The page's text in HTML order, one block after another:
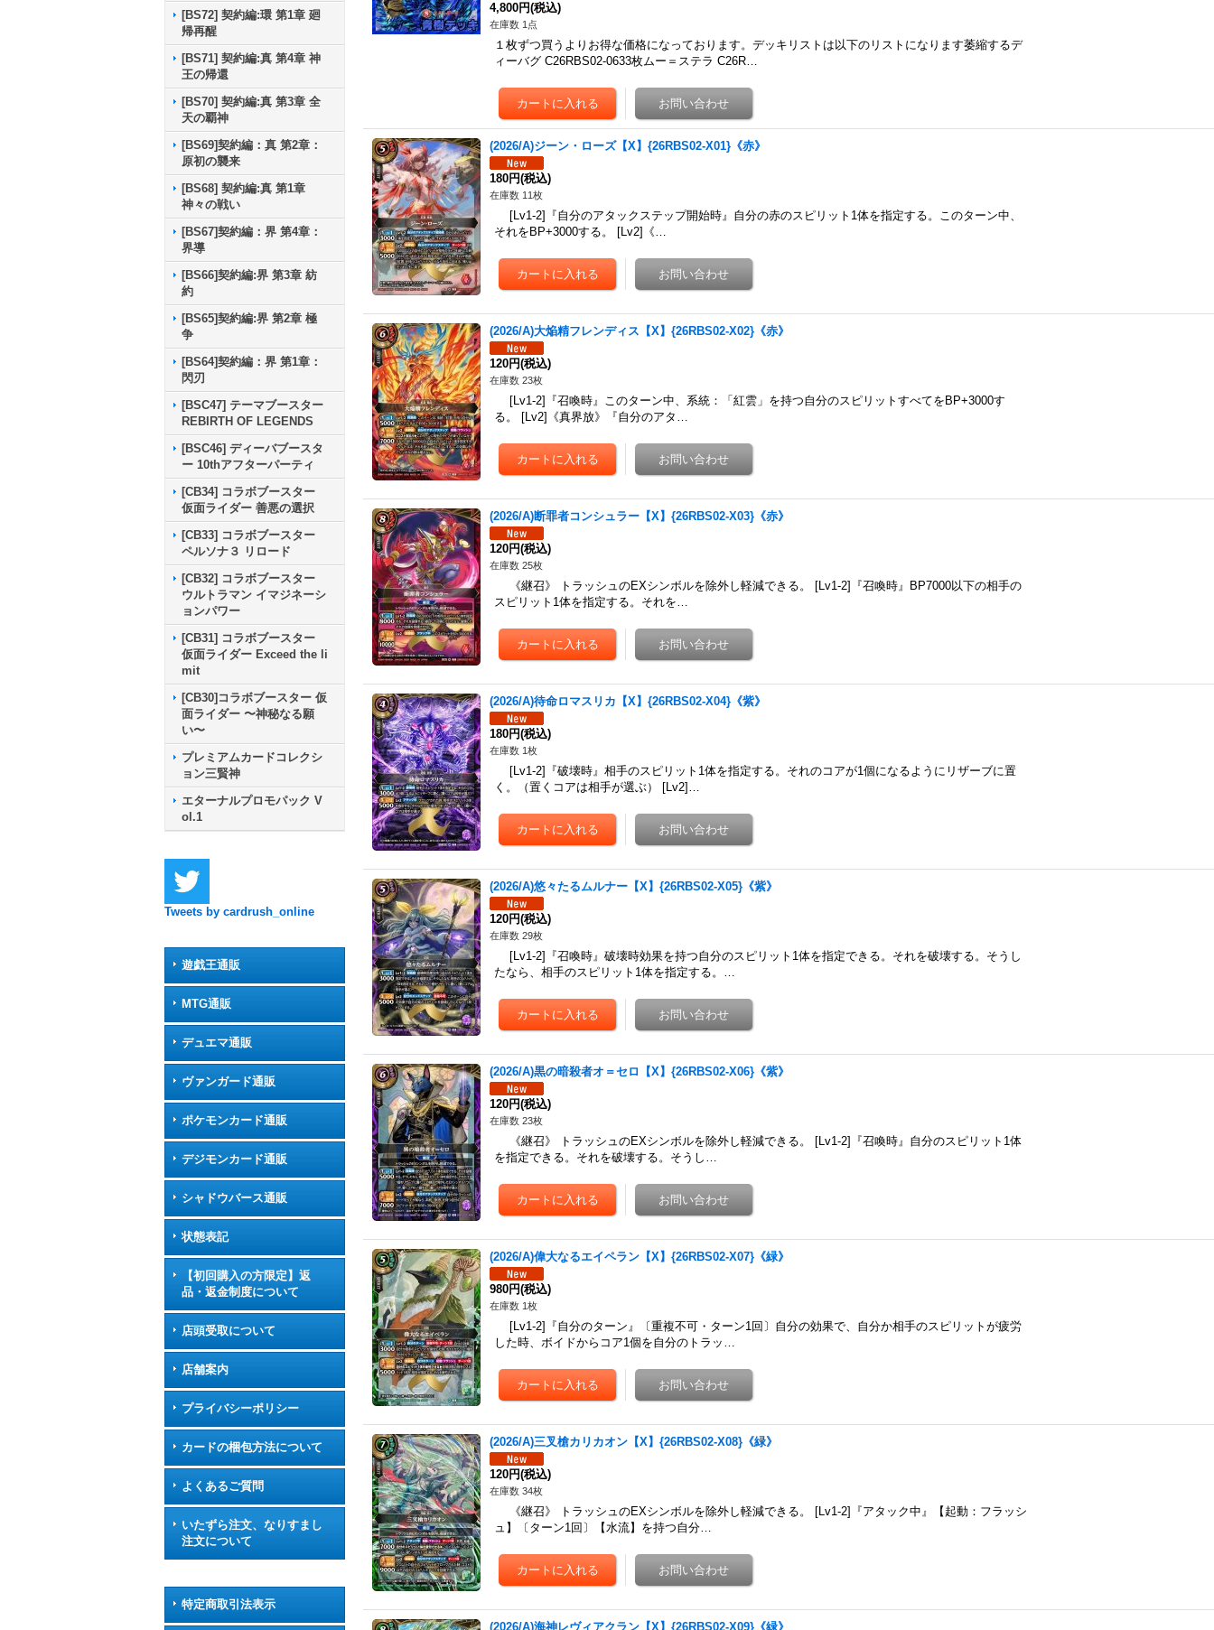
[BS72] 契約編:環 第1章 廻
帰再醒
[BS71] 契約編:真 第4章 神
王の帰還
[BS70] 契約編:真 第3章 全
天の覇神
[BS69]契約編：真 第2章：
原初の襲来
[BS68] 契約編:真 第1章
神々の戦い
[BS67]契約編：界 第4章：
界導
[BS66]契約編:界 第3章 紡
約
[BS65]契約編:界 第2章 極
争
[BS64]契約編：界 第1章：
閃刃
[BSC47] テーマブースター
REBIRTH OF LEGENDS
[BSC46] ディーバブースタ
ー 10thアフターパーティ
[CB34] コラボブースター
仮面ライダー 善悪の選択
[CB33] コラボブースター
ペルソナ３ リロード
[CB32] コラボブースター
ウルトラマン イマジネーシ
ョンパワー
[CB31] コラボブースター
仮面ライダー Exceed the li
mit
[CB30]コラボブースター 仮
面ライダー 〜神秘なる願
い〜
プレミアムカードコレクシ
ョン三賢神
エターナルプロモパック V
ol.1
Tweets by cardrush_online
遊戯王通販
MTG通販
デュエマ通販
ヴァンガード通販
ポケモンカード通販
デジモンカード通販
シャドウバース通販
状態表記
【初回購入の方限定】返
品・返金制度について
店頭受取について
店舗案内
プライバシーポリシー
カードの梱包方法について
よくあるご質問
いたずら注文、なりすまし
注文について
特定商取引法表示
4,800円(税込)
在庫数 1点
１枚ずつ買うよりお得な価格になっております。デッキリストは以下のリストになります萎縮するデ
ィーバグ C26RBS02-0633枚ムー＝ステラ C26R…
(2026/A)ジーン・ローズ【X】{26RBS02-X01}《赤》
180円(税込)
在庫数 11枚
[Lv1-2]『自分のアタックステップ開始時』自分の赤のスピリット1体を指定する。このターン中、
それをBP+3000する。 [Lv2]《…
(2026/A)大焔精フレンディス【X】{26RBS02-X02}《赤》
120円(税込)
在庫数 23枚
[Lv1-2]『召喚時』このターン中、系統：「紅雲」を持つ自分のスピリットすべてをBP+3000す
る。 [Lv2]《真界放》『自分のアタ…
(2026/A)断罪者コンシュラー【X】{26RBS02-X03}《赤》
120円(税込)
在庫数 25枚
《継召》 トラッシュのEXシンボルを除外し軽減できる。 [Lv1-2]『召喚時』BP7000以下の相手の
スピリット1体を指定する。それを…
(2026/A)待命ロマスリカ【X】{26RBS02-X04}《紫》
180円(税込)
在庫数 1枚
[Lv1-2]『破壊時』相手のスピリット1体を指定する。それのコアが1個になるようにリザーブに置
く。（置くコアは相手が選ぶ） [Lv2]…
(2026/A)悠々たるムルナー【X】{26RBS02-X05}《紫》
120円(税込)
在庫数 29枚
[Lv1-2]『召喚時』破壊時効果を持つ自分のスピリット1体を指定できる。それを破壊する。そうし
たなら、相手のスピリット1体を指定する。…
(2026/A)黒の暗殺者オ＝セロ【X】{26RBS02-X06}《紫》
120円(税込)
在庫数 23枚
《継召》 トラッシュのEXシンボルを除外し軽減できる。 [Lv1-2]『召喚時』自分のスピリット1体
を指定できる。それを破壊する。そうし…
(2026/A)偉大なるエイペラン【X】{26RBS02-X07}《緑》
980円(税込)
在庫数 1枚
[Lv1-2]『自分のターン』〔重複不可・ターン1回〕自分の効果で、自分か相手のスピリットが疲労
した時、ボイドからコア1個を自分のトラッ…
(2026/A)三叉槍カリカオン【X】{26RBS02-X08}《緑》
120円(税込)
在庫数 34枚
《継召》 トラッシュのEXシンボルを除外し軽減できる。 [Lv1-2]『アタック中』【起動：フラッシ
ュ】〔ターン1回〕【水流】を持つ自分…
(2026/A)海神レヴィアクラン【X】{26RBS02-X09}《緑》